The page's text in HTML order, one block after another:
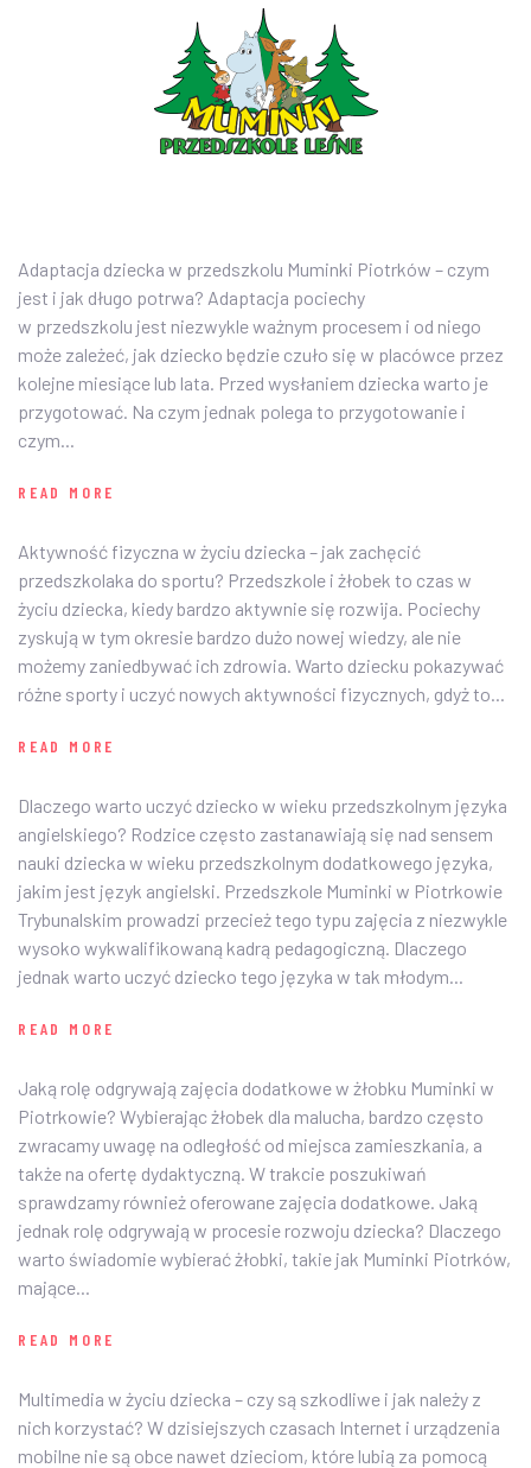
PRZEDSZKOLE
AKTUALNOŚCI
PLAN DNIA
ZAPISY
KONTAKT
Adaptacja dziecka w przedszkolu Muminki Piotrków – czym
jest i jak długo potrwa? Adaptacja pociechy
w przedszkolu jest niezwykle ważnym procesem i od niego
może zależeć, jak dziecko będzie czuło się w placówce przez
kolejne miesiące lub lata. Przed wysłaniem dziecka warto je
przygotować. Na czym jednak polega to przygotowanie i
czym...
READ MORE
Aktywność fizyczna w życiu dziecka – jak zachęcić
przedszkolaka do sportu? Przedszkole i żłobek to czas w
życiu dziecka, kiedy bardzo aktywnie się rozwija. Pociechy
zyskują w tym okresie bardzo dużo nowej wiedzy, ale nie
możemy zaniedbywać ich zdrowia. Warto dziecku pokazywać
różne sporty i uczyć nowych aktywności fizycznych, gdyż to...
READ MORE
Dlaczego warto uczyć dziecko w wieku przedszkolnym języka
angielskiego? Rodzice często zastanawiają się nad sensem
nauki dziecka w wieku przedszkolnym dodatkowego języka,
jakim jest język angielski. Przedszkole Muminki w Piotrkowie
Trybunalskim prowadzi przecież tego typu zajęcia z niezwykle
wysoko wykwalifikowaną kadrą pedagogiczną. Dlaczego
jednak warto uczyć dziecko tego języka w tak młodym...
READ MORE
Jaką rolę odgrywają zajęcia dodatkowe w żłobku Muminki w
Piotrkowie? Wybierając żłobek dla malucha, bardzo często
zwracamy uwagę na odległość od miejsca zamieszkania, a
także na ofertę dydaktyczną. W trakcie poszukiwań
sprawdzamy również oferowane zajęcia dodatkowe. Jaką
jednak rolę odgrywają w procesie rozwoju dziecka? Dlaczego
warto świadomie wybierać żłobki, takie jak Muminki Piotrków,
mające...
READ MORE
Multimedia w życiu dziecka – czy są szkodliwe i jak należy z
nich korzystać? W dzisiejszych czasach Internet i urządzenia
mobilne nie są obce nawet dzieciom, które lubią za pomocą